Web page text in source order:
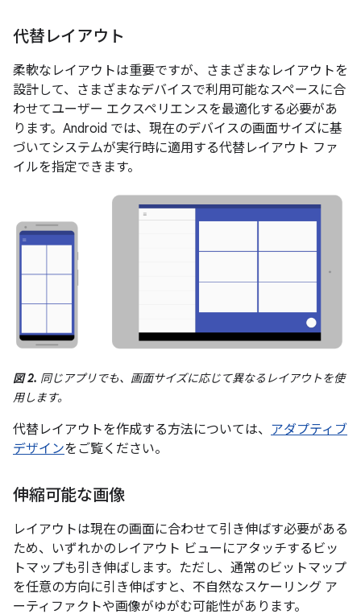
代替レイアウト
柔軟なレイアウトは重要ですが、さまざまなレイアウトを
設計して、さまざまなデバイスで利用可能なスペースに合
わせてユーザー エクスペリエンスを最適化する必要があ
ります。Android では、現在のデバイスの画面サイズに基
づいてシステムが実行時に適用する代替レイアウト ファ
イルを指定できます。
図 2. 同じアプリでも、画面サイズに応じて異なるレイアウトを使
用します。
代替レイアウトを作成する方法については、 アダプティブ
デザインをご覧ください。
伸縮可能な画像
レイアウトは現在の画面に合わせて引き伸ばす必要がある
ため、いずれかのレイアウト ビューにアタッチするビッ
トマップも引き伸ばします。ただし、通常のビットマップ
を任意の方向に引き伸ばすと、不自然なスケーリング ア
ーティファクトや画像がゆがむ可能性があります。